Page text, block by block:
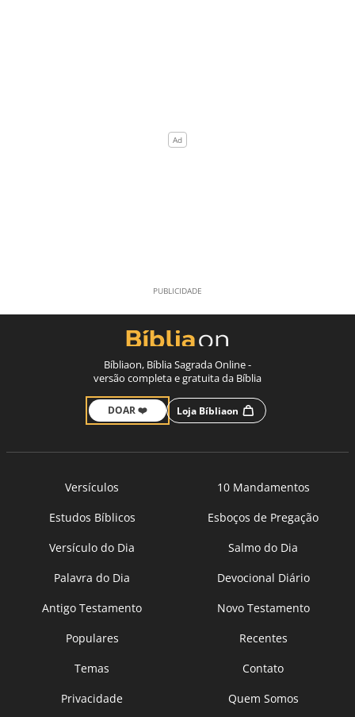
Bíbliaon, Bíblia Sagrada Online -
versão completa e gratuita da Bíblia
DOAR ❤️ Loja Bíbliaon
Versículos
10 Mandamentos
Estudos Bíblicos
Esboços de Pregação
Versículo do Dia
Salmo do Dia
Palavra do Dia
Devocional Diário
Antigo Testamento
Novo Testamento
Populares
Recentes
Temas
Contato
Privacidade
Quem Somos